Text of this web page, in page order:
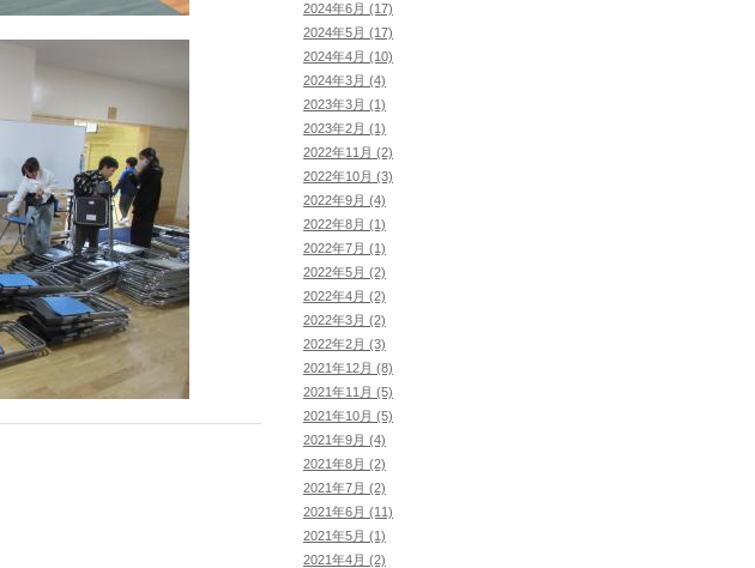
2024年6月 (17)
2024年5月 (17)
2024年4月 (10)
2024年3月 (4)
2023年3月 (1)
2023年2月 (1)
2022年11月 (2)
2022年10月 (3)
2022年9月 (4)
2022年8月 (1)
2022年7月 (1)
2022年5月 (2)
2022年4月 (2)
2022年3月 (2)
2022年2月 (3)
2021年12月 (8)
2021年11月 (5)
2021年10月 (5)
2021年9月 (4)
2021年8月 (2)
2021年7月 (2)
2021年6月 (11)
2021年5月 (1)
2021年4月 (2)